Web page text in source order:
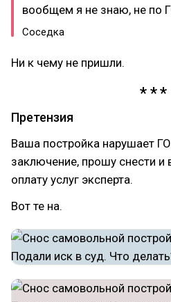
вообщем я не знаю, не по
Соседка
Ни к чему не пришли.
Претензия
Ваша постройка нарушает
заключение, прошу снести и
оплату услуг эксперта.
Вот те на.